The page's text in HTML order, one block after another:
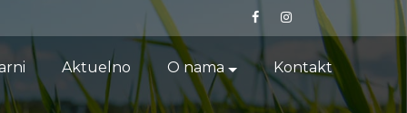
Aktuelno O nama Kontakt